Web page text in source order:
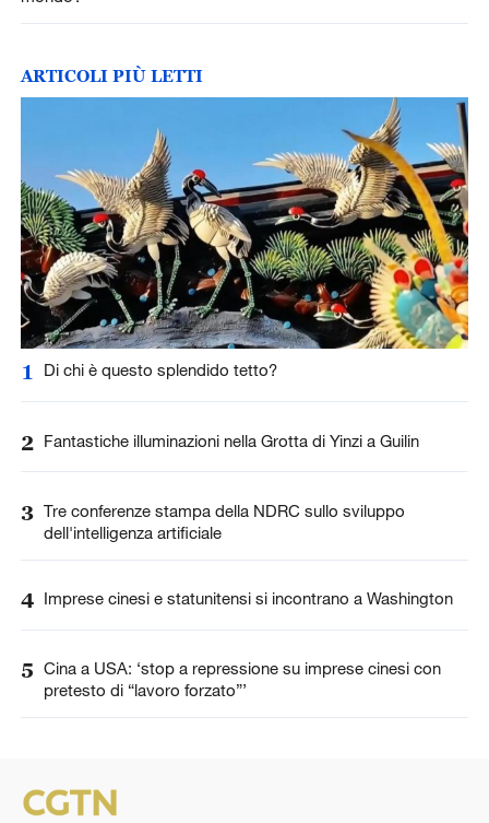
ARTICOLI PIÙ LETTI
1 Di chi è questo splendido tetto?
2 Fantastiche illuminazioni nella Grotta di Yinzi a Guilin
3 Tre conferenze stampa della NDRC sullo sviluppo
dell'intelligenza artificiale
4 Imprese cinesi e statunitensi si incontrano a Washington
5 Cina a USA: ‘stop a repressione su imprese cinesi con
pretesto di “lavoro forzato”’